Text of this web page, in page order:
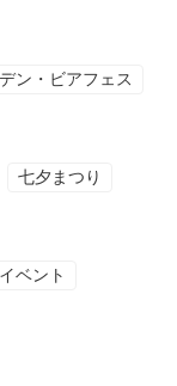
ン・ビアフェス
七夕まつり
ベント